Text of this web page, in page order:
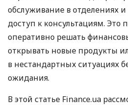
обслуживание в отделениях
доступ к консультациям. Это
оперативно решать
открывать новые продукты
в нестандартных ситуациях
ожидания.
В этой статье Finance.ua